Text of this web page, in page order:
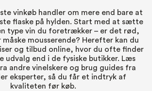
vinkøb handler om mere end bare at
flaske på hylden. Start med at sætte
type vin du foretrækker – er det rød,
måske mousserende? Herefter kan du
og tilbud online, hvor du ofte finder
udvalg end i de fysiske butikker. Læs
andre vinelskere og brug guides fra
eksperter, så du får et indtryk af
kvaliteten før køb.